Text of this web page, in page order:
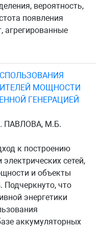
вероятность,
появления
агрегированные
МОЩНОСТИ
ГЕНЕРАЦИЕЙ
ПАВЛОВА, М.Б.
к построению
сетей,
и объекты
Подчеркнуто, что
энергетики
аккумуляторных